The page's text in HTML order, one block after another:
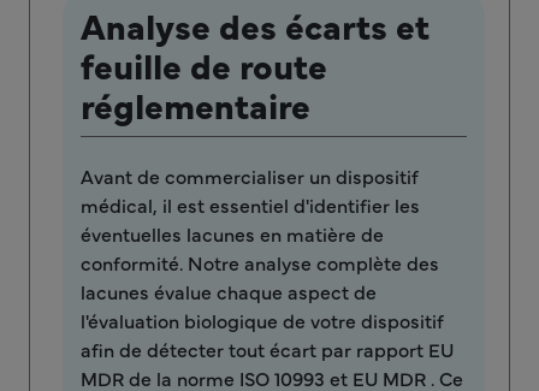
Analyse des écarts et
feuille de route
réglementaire
Avant de commercialiser un dispositif
médical, il est essentiel d'identifier les
éventuelles lacunes en matière de
conformité. Notre analyse complète des
lacunes évalue chaque aspect de
l'évaluation biologique de votre dispositif
afin de détecter tout écart par rapport EU
MDR de la norme ISO 10993 et EU MDR . Ce